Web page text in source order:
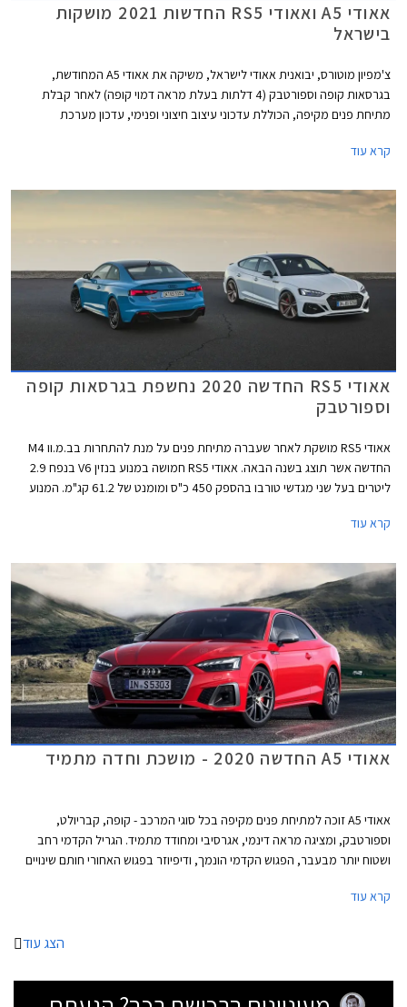
אאודי A5 ואאודי RS5 החדשות 2021 מושקות
בישראל
צ'מפיון מוטורס, יבואנית אאודי לישראל, משיקה את אאודי A5 המחודשת,
בגרסאות קופה וספורטבק (4 דלתות בעלת מראה דמוי קופה) לאחר קבלת
מתיחת פנים מקיפה, הכוללת עדכוני עיצוב חיצוני ופנימי, עדכון מערכת
שודרגו אבזור הנוחות והבטיחות.
קרא עוד
אאודי RS5 החדשה 2020 נחשפת בגרסאות קופה
וספורטבק
אאודי RS5 מושקת לאחר שעברה מתיחת פנים על מנת להתחרות בב.מ.וו M4
החדשה אשר תוצג בשנה הבאה. אאודי RS5 חמושה במנוע בנזין V6 בנפח 2.9
ליטרים בעל שני מגדשי טורבו בהספק 450 כ"ס ומומנט של 61.2 קג"מ. המנוע
דינמיק המוסיפה גם דיפרנציאל ספורט אחורי. המנוע שוקל 182 ק"ג בלבד וכולל
בתוך חלל ה- V את צמד מגדשי הטורבו, המייצרים לחץ גדישה של 1.5 באר.
קרא עוד
אאודי A5 החדשה 2020 - מושכת וחדה מתמיד
אאודי A5 זוכה למתיחת פנים מקיפה בכל סוגי המרכב - קופה, קבריולט,
וספורטבק, ומציגה מראה דינמי, אגרסיבי ומחודד מתמיד. הגריל הקדמי רחב
ושטוח יותר מבעבר, הפגוש הקדמי הונמך, ודיפיוזר בפגוש האחורי חותם שינויים
ומאחור, לטובת הופעה דרמטית יותר.
קרא עוד
הצג עוד